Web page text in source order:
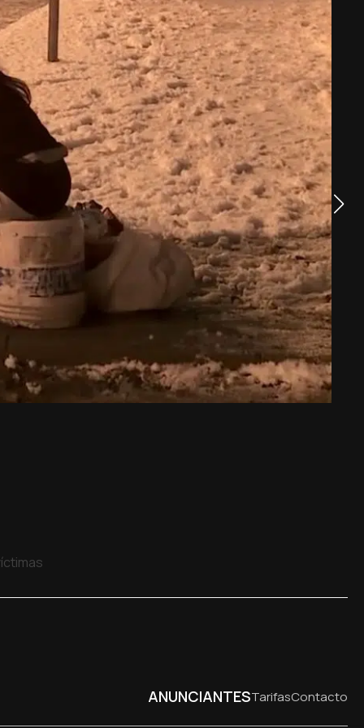
ANUNCIANTESTarifasContacto